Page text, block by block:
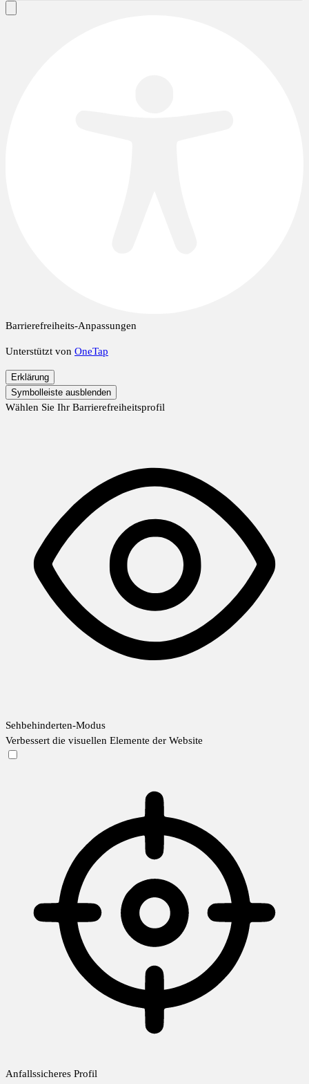
Barrierefreiheits-Anpassungen
Unterstützt von OneTap
Erklärung
Symbolleiste ausblenden
Wählen Sie Ihr Barrierefreiheitsprofil
Sehbehinderten-Modus
Verbessert die visuellen Elemente der Website
Anfallssicheres Profil